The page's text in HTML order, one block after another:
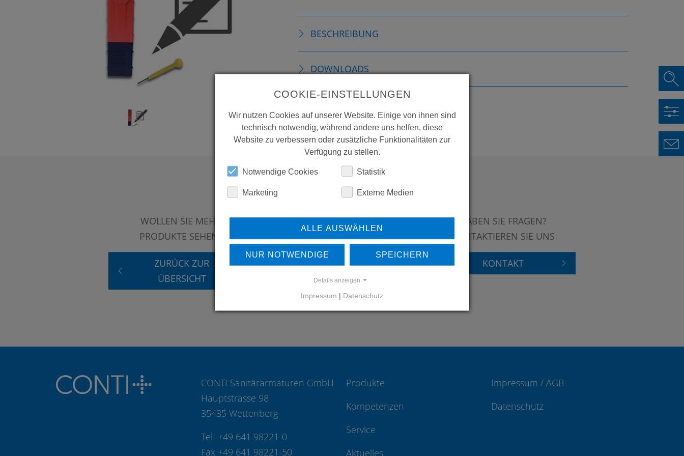
BESCHREIBUNG
DOWNLOADS
WOLLEN SIE MEHR
PRODUKTE SEHEN?
ZURÜCK ZUR
ÜBERSICHT
ERFAHREN SIE MEHR ÜBER
UNSERE REFERENZEN
REFERENZEN
HABEN SIE FRAGEN?
KONTAKTIEREN SIE UNS
KONTAKT
CONTI Sanitärarmaturen GmbH
Hauptstrasse 98
35435 Wettenberg
Tel +49 641 98221-0
Fax +49 641 98221-50
Produkte
Kompetenzen
Service
Aktuelles
Impressum / AGB
Datenschutz
COOKIE-EINSTELLUNGEN
Wir nutzen Cookies auf unserer Website. Einige von ihnen sind
technisch notwendig, während andere uns helfen, diese
Website zu verbessern oder zusätzliche Funktionalitäten zur
Verfügung zu stellen.
Notwendige Cookies Statistik
Marketing Externe Medien
ALLE AUSWÄHLEN
NUR NOTWENDIGE SPEICHERN
Details anzeigen
Impressum | Datenschutz